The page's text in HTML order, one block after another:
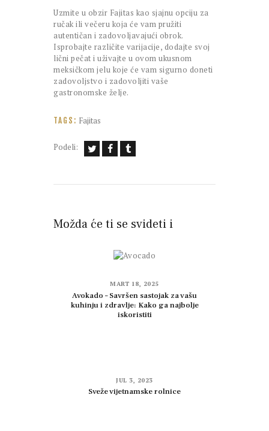
Uzmite u obzir Fajitas kao sjajnu opciju za
ručak ili večeru koja će vam pružiti
autentičan i zadovoljavajući obrok.
Isprobajte različite varijacije, dodajte svoj
lični pečat i uživajte u ovom ukusnom
meksičkom jelu koje će vam sigurno doneti
zadovoljstvo i zadovoljiti vaše
gastronomske želje.
TAGS: Fajitas
Podeli:
Možda će ti se svideti i
MART 18, 2025
Avokado – Savršen sastojak za vašu
kuhinju i zdravlje: Kako ga najbolje
iskoristiti
JUL 3, 2023
Sveže vijetnamske rolnice